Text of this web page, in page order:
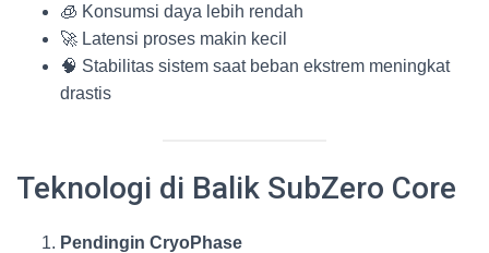
🧊 Konsumsi daya lebih rendah
🚀 Latensi proses makin kecil
🧠 Stabilitas sistem saat beban ekstrem meningkat
drastis
Teknologi di Balik SubZero Core
Pendingin CryoPhase